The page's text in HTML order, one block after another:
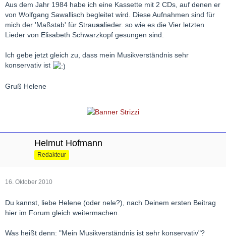
Aus dem Jahr 1984 habe ich eine Kassette mit 2 CDs, auf denen er
von Wolfgang Sawallisch begleitet wird. Diese Aufnahmen sind für
mich der 'Maßstab' für Strausslieder. so wie es die Vier letzten
Lieder von Elisabeth Schwarzkopf gesungen sind.
Ich gebe jetzt gleich zu, dass mein Musikverständnis sehr
konservativ ist
Gruß Helene
Helmut Hofmann
Redakteur
16. Oktober 2010
Du kannst, liebe Helene (oder nele?), nach Deinem ersten Beitrag
hier im Forum gleich weitermachen.
Was heißt denn: "Mein Musikverständnis ist sehr konservativ"?